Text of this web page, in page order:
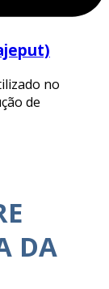
no
de
DA